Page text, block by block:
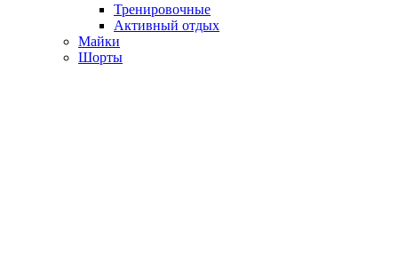
Тренировочные
Активный отдых
Майки
Шорты